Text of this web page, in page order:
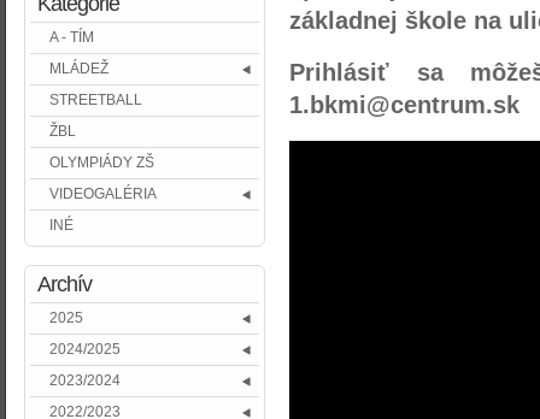
A - TÍM
MLÁDEŽ
STREETBALL
ŽBL
OLYMPIÁDY ZŠ
VIDEOGALÉRIA
INÉ
Archív
2025
2024/2025
2023/2024
2022/2023
základnej škole na
Prihlásiť sa
1.bkmi@centrum.sk